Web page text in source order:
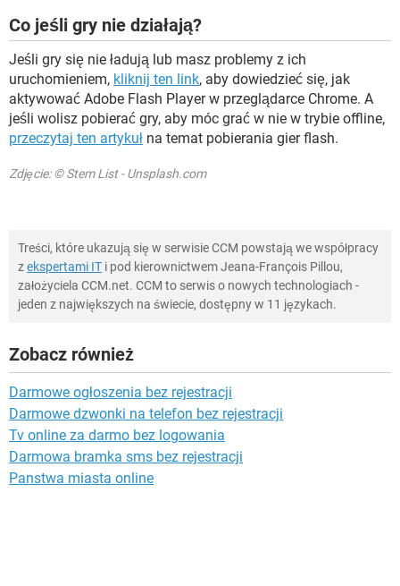
Co jeśli gry nie działają?
Jeśli gry się nie ładują lub masz problemy z ich
uruchomieniem, kliknij ten link, aby dowiedzieć się, jak
aktywować Adobe Flash Player w przeglądarce Chrome. A
jeśli wolisz pobierać gry, aby móc grać w nie w trybie offline,
przeczytaj ten artykuł na temat pobierania gier flash.
Zdjęcie: © Stem List - Unsplash.com
Treści, które ukazują się w serwisie CCM powstają we współpracy
zekspertami IT i pod kierownictwem Jeana-François Pillou,
założyciela CCM.net. CCM to serwis o nowych technologiach -
jeden z największych na świecie, dostępny w 11 językach.
Zobacz również
Darmowe ogłoszenia bez rejestracji
Darmowe dzwonki na telefon bez rejestracji
Tv online za darmo bez logowania
Darmowa bramka sms bez rejestracji
Panstwa miasta online